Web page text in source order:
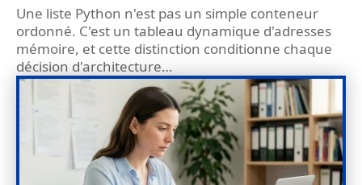
Une liste Python n'est pas un simple conteneur
ordonné. C'est un tableau dynamique d'adresses
mémoire, et cette distinction conditionne chaque
décision d'architecture…